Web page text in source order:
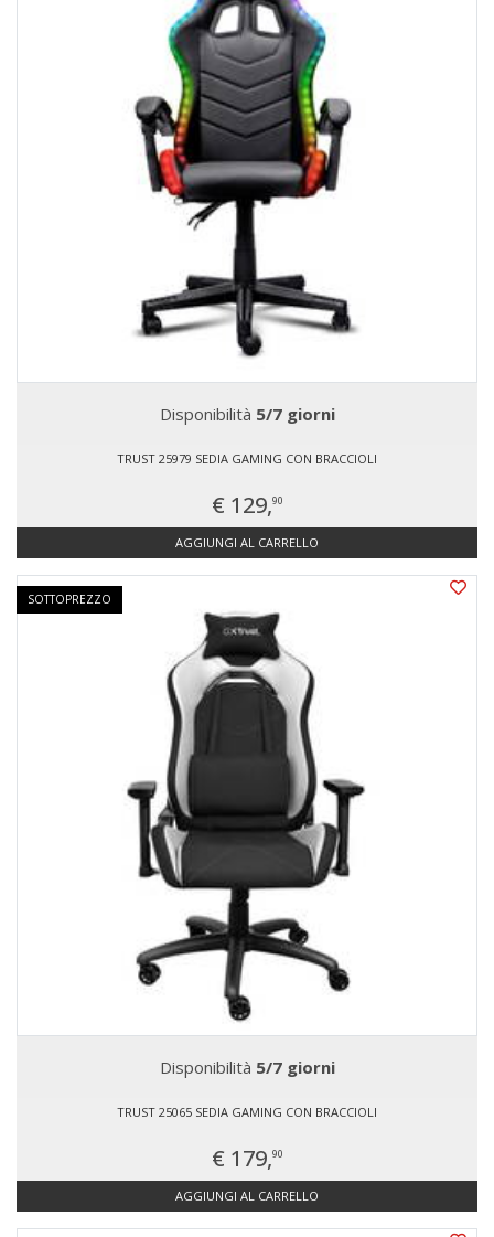
Disponibilità 5/7 giorni
TRUST 25979 SEDIA GAMING CON BRACCIOLI
€ 129,90
AGGIUNGI AL CARRELLO
SOTTOPREZZO
Disponibilità 5/7 giorni
TRUST 25065 SEDIA GAMING CON BRACCIOLI
€ 179,90
AGGIUNGI AL CARRELLO